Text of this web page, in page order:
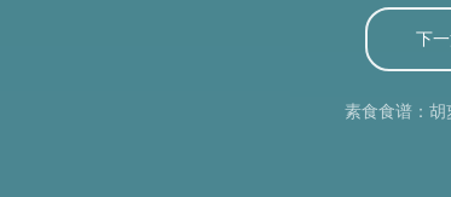
下
素食食谱：